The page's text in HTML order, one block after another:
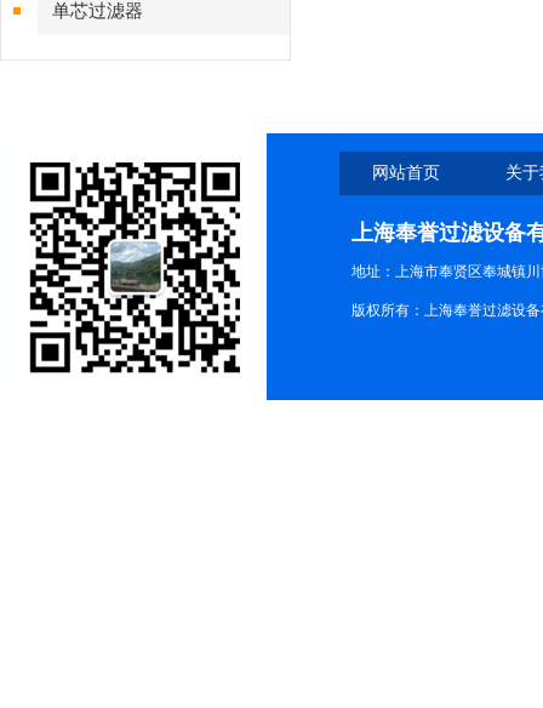
单芯过滤器
网站首页 关
上海奉誉过滤设备
地址：上海市奉贤区奉城镇川
版权所有：上海奉誉过滤设